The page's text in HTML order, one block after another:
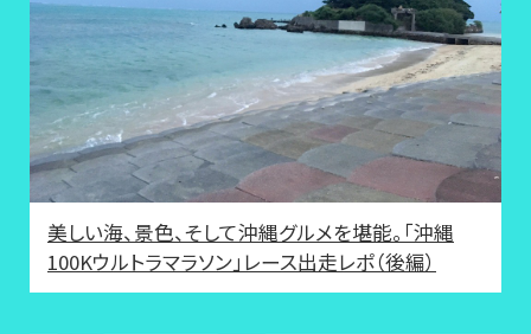
美しい海、景色、そして沖縄グルメを堪能。「沖縄
100Kウルトラマラソン」レース出走レポ（後編）